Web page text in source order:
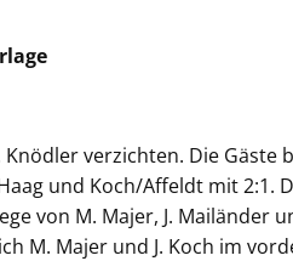
verzichten. Die Gäste
und Koch/Affeldt mit 2:1.
von M. Majer, J. Mailänder
M. Majer und J. Koch im